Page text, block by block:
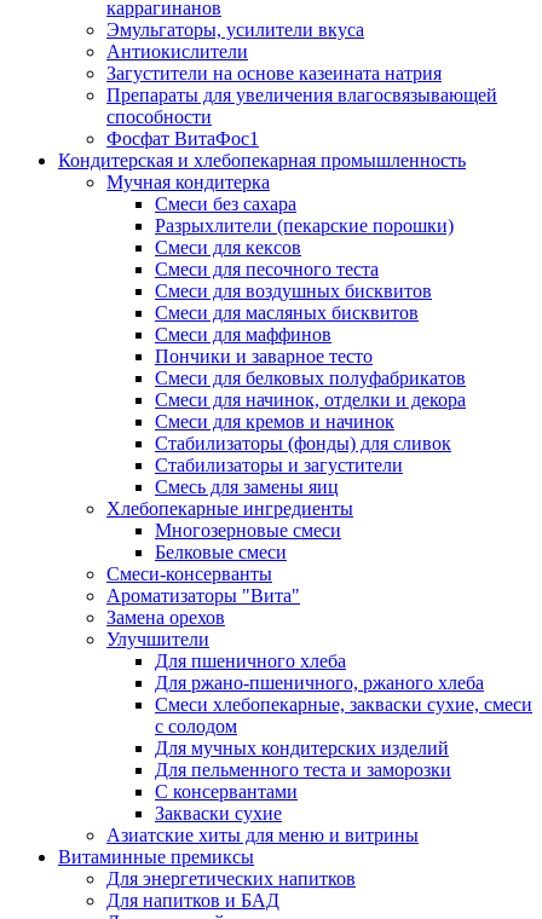
каррагинанов
Эмульгаторы, усилители вкуса
Антиокислители
Загустители на основе казеината натрия
Препараты для увеличения влагосвязывающей
способности
Фосфат ВитаФос1
Кондитерская и хлебопекарная промышленность
Мучная кондитерка
Смеси без сахара
Разрыхлители (пекарские порошки)
Смеси для кексов
Смеси для песочного теста
Смеси для воздушных бисквитов
Смеси для масляных бисквитов
Смеси для маффинов
Пончики и заварное тесто
Cмеси для белковых полуфабрикатов
Смеси для начинок, отделки и декора
Смеси для кремов и начинок
Стабилизаторы (фонды) для сливок
Стабилизаторы и загустители
Смесь для замены яиц
Хлебопекарные ингредиенты
Многозерновые смеси
Белковые смеси
Смеси-консерванты
Ароматизаторы "Вита"
Замена орехов
Улучшители
Для пшеничного хлеба
Для ржано-пшеничного, ржаного хлеба
Смеси хлебопекарные, закваски сухие, смеси
с солодом
Для мучных кондитерских изделий
Для пельменного теста и заморозки
С консервантами
Закваски сухие
Азиатские хиты для меню и витрины
Витаминные премиксы
Для энергетических напитков
Для напитков и БАД